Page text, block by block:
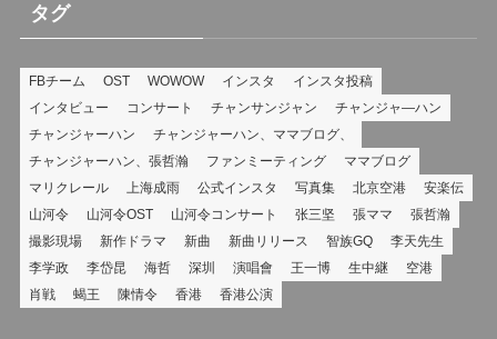
ー
タグ
FBチーム OST WOWOW インスタ
インスタ投稿
インタビュー
コンサート チャンサンジャン
チャンジャ―ハン
チャンジャーハン
チャンジャーハン、ママブログ、
チャンジャーハン、張哲瀚
ファンミーティング
ママブログ
マリクレール
上海成雨 公式インスタ 写真集 北京空港
安楽伝
山河令
山河令OST 山河令コンサート 张三坚 張ママ
張哲瀚
撮影現場
新作ドラマ 新曲 新曲リリース 智族GQ
李天先生
李学政
李岱昆 海哲 深圳 演唱會 王一博 生中継
空港
肖戦
蝎王 陳情令 香港 香港公演